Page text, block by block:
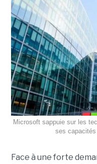
Microsoft sappuie sur les
ses
Face à une forte